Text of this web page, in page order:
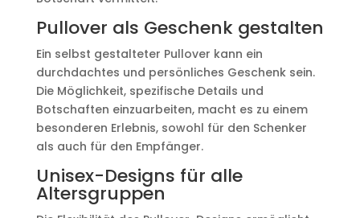
Pullover als Geschenk gestalten
Ein selbst gestalteter Pullover kann ein
durchdachtes und persönliches Geschenk sein.
Die Möglichkeit, spezifische Details und
Botschaften einzuarbeiten, macht es zu einem
besonderen Erlebnis, sowohl für den Schenker
als auch für den Empfänger.
Unisex-Designs für alle
Altersgruppen